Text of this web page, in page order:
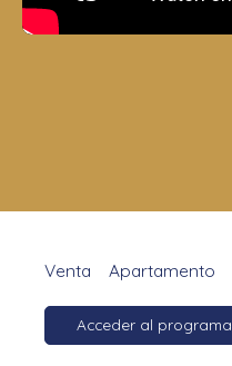
Venta Apartamento
Acceder al programa